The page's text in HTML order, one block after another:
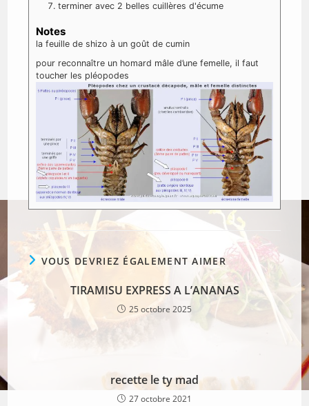
terminer avec 2 belles cuillères d'écume
Notes
la feuille de shizo à un goût de cumin
pour reconnaître un homard mâle d’une femelle, il faut
toucher les pléopodes
VOUS DEVRIEZ ÉGALEMENT AIMER
TIRAMISU EXPRESS A L’ANANAS
25 octobre 2025
recette le ty mad
27 octobre 2021